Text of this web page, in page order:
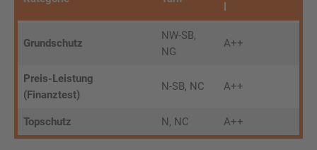
Grundschutz
NW-SB,
NG
A++
Preis-Leistung
(Finanztest)
N-SB, NC A++
Topschutz N, NC A++